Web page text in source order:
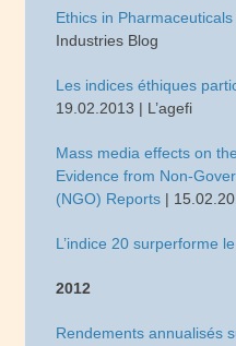
Ethics in Pharmaceuticals
Industries Blog
Les indices éthiques
19.02.2013 | L’agefi
Mass media effects on
Evidence from Non-
(NGO) Reports |
L’indice 20 surperforme
2012
Rendements annualisés